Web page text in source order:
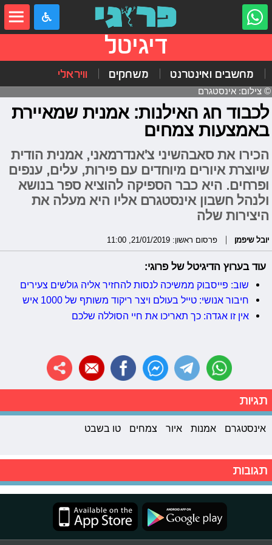
דיגיטל
מחשבים ואינטרנט משחקים וויראלי
© צילום: אינסטגרם
לכבוד חג האילנות: אמנית שמאיירת
באמצעות צמחים
הכירו את סאבהשיני צ'אנדרמאני, אמנית הודית
שיוצרת איורים מיוחדים עם פירות, עלים, ענפים
ופרחים. היא כבר הספיקה להוציא ספר בנושא
ולנהל חשבון אינסטגרם אליו היא מעלה את
היצירות שלה
יובל שיפמן פרסום ראשון: 21/01/2019, 11:00
עוד בערוץ הדיגיטל של פרוגי:
שוב: פייסבוק ממשיכה לנסות להחזיר אליה גולשים צעירים
חיבור אנושי: טייל בעולם ויצר ריקוד משותף של 1000 איש
אין זו אגדה: כך תאריכו את חיי הסוללה שלכם
תגיות
אינסטגרם אמנות איור צמחים טו בשבט
תגובות